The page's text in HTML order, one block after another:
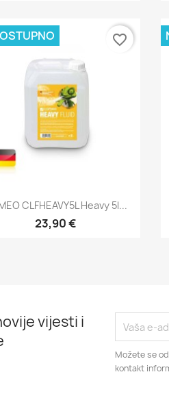
Brzi pregled
CLFHEAVY5L Heavy 5l...
23,90 €
favorite_border
vijesti i
Možete se
kontakt